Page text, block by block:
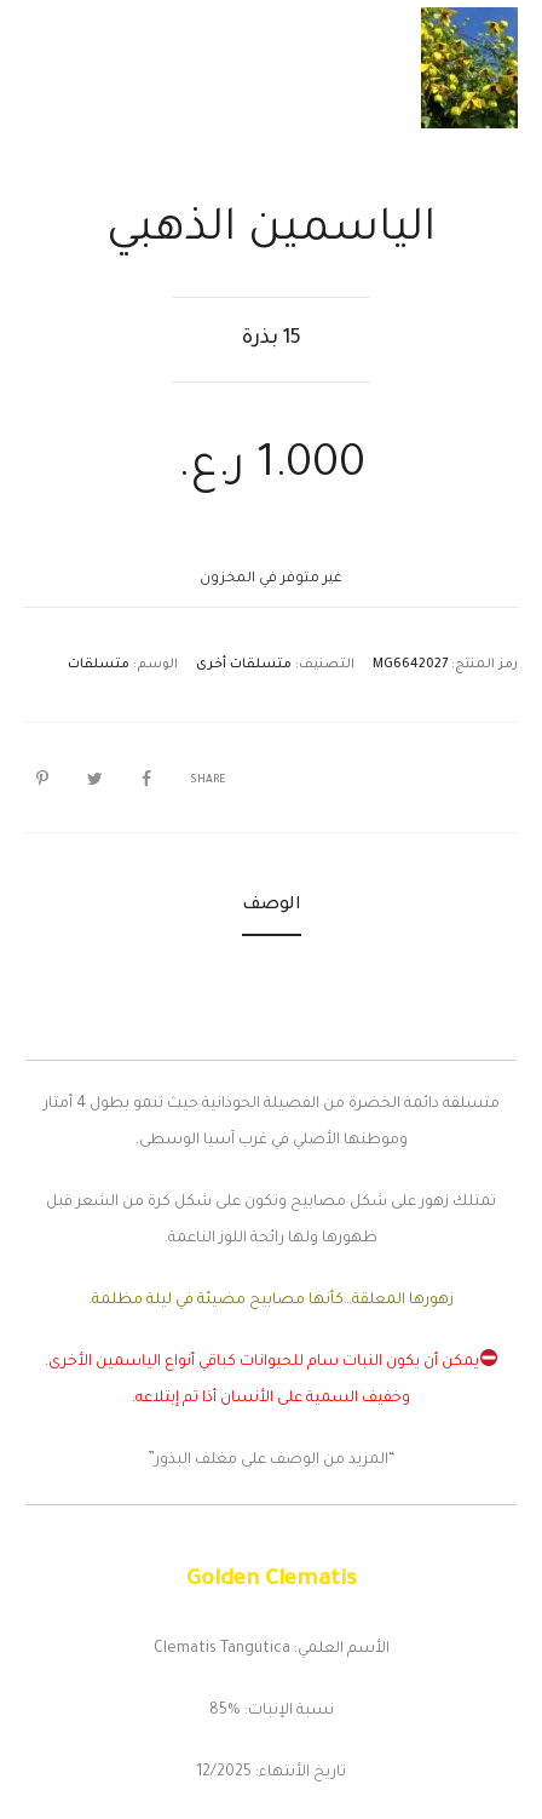
الياسمين الذهبي
15 بذرة
1.000 ر.ع.
غير متوفر في المخزون
رمز المنتج: MG6642027 التصنيف: متسلقات أخرى الوسم: متسلقات
SHARE
الوصف
متسلقة دائمة الخضرة من الفصيلة الحوذانية حيث تنمو بطول 4 أمتار
وموطنها الأصلي في غرب آسيا الوسطى.
تمتلك زهور على شكل مصابيح وتكون على شكل كرة من الشعر قبل
ظهورها ولها رائحة اللوز الناعمة.
زهورها المعلقة…كأنها مصابيح مضيئة في ليلة مظلمة.
يمكن أن يكون النبات سام للحيوانات كباقي أنواع الياسمين الأخرى.
وخفيف السمية على الأنسان أذا تم إبتلاعه.
“المزيد من الوصف على مغلف البذور”
Golden Clematis
الأسم العلمي: Clematis Tangutica
نسبة الإنبات: %85
تاريخ الأنتهاء: 12/2025